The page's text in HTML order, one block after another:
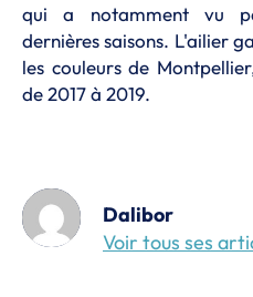
qui a notamment vu
dernières saisons. L'ailier
les couleurs de
de 2017 à 2019.
Dalibor
Voir tous ses